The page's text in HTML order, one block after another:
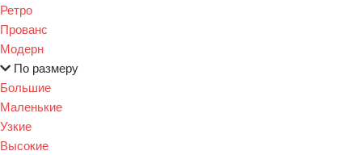
Ретро
Прованс
Модерн
По размеру
Большие
Маленькие
Узкие
Высокие